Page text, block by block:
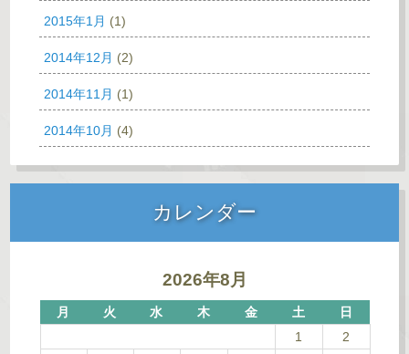
2015年1月 (1)
2014年12月 (2)
2014年11月 (1)
2014年10月 (4)
カレンダー
2026年8月
月 火 水 木 金 土
日
1
2